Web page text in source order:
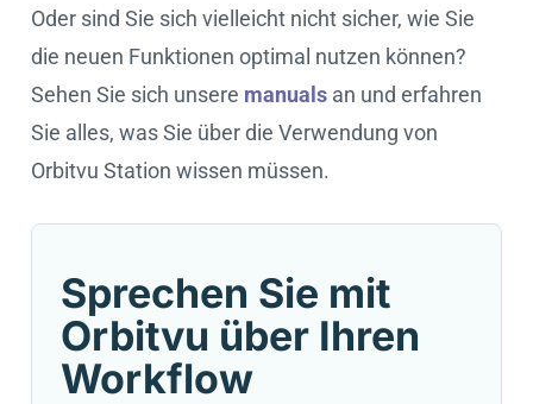
Oder sind Sie sich vielleicht nicht sicher, wie Sie
die neuen Funktionen optimal nutzen können?
Sehen Sie sich unsere manuals an und erfahren
Sie alles, was Sie über die Verwendung von
Orbitvu Station wissen müssen.
Sprechen Sie mit
Orbitvu über Ihren
Workflow